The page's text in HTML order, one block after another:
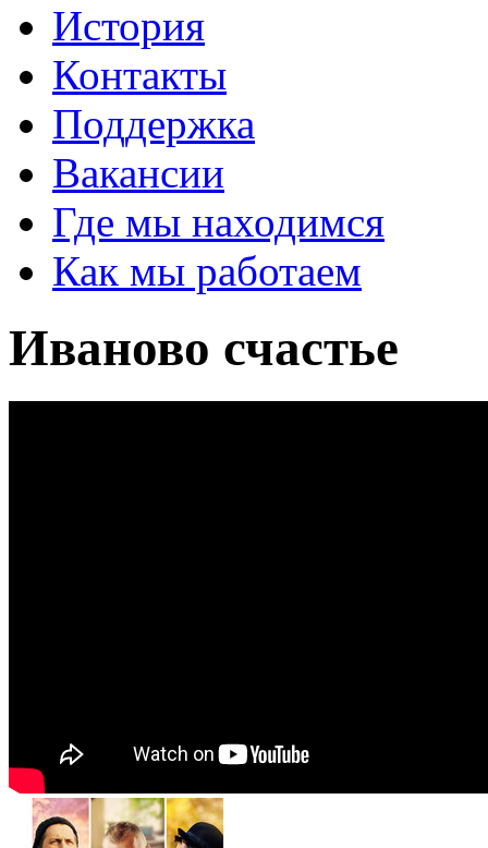
История
Контакты
Поддержка
Вакансии
Где мы находимся
Как мы работаем
Иваново счастье